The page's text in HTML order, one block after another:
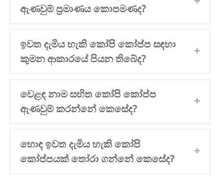
ඇණවුම් ප්‍රමාණය කොපමණද?
ඉවත දැමිය හැකි කෝපි කෝප්ප සඳහා
කුමන ආකාරයේ පියන තිබේද?
වෙළඳ නාම සහිත කෝපි කෝප්ප
ඇණවුම් කරන්නේ කෙසේද?
හොඳ ඉවත දැමිය හැකි කෝපි
කෝප්පයක් තෝරා ගන්නේ කෙසේද?